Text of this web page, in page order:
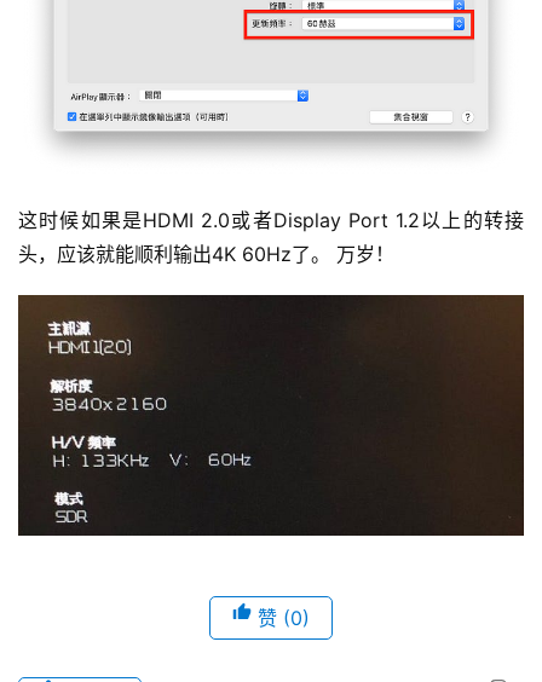
这时候如果是HDMI 2.0或者Display Port 1.2以上的转接
头，应该就能顺利输出4K 60Hz了。 万岁！
赞 (0)